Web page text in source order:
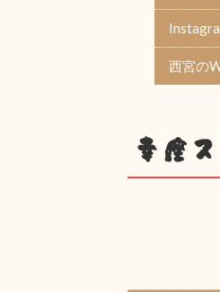
西宮の
幸座